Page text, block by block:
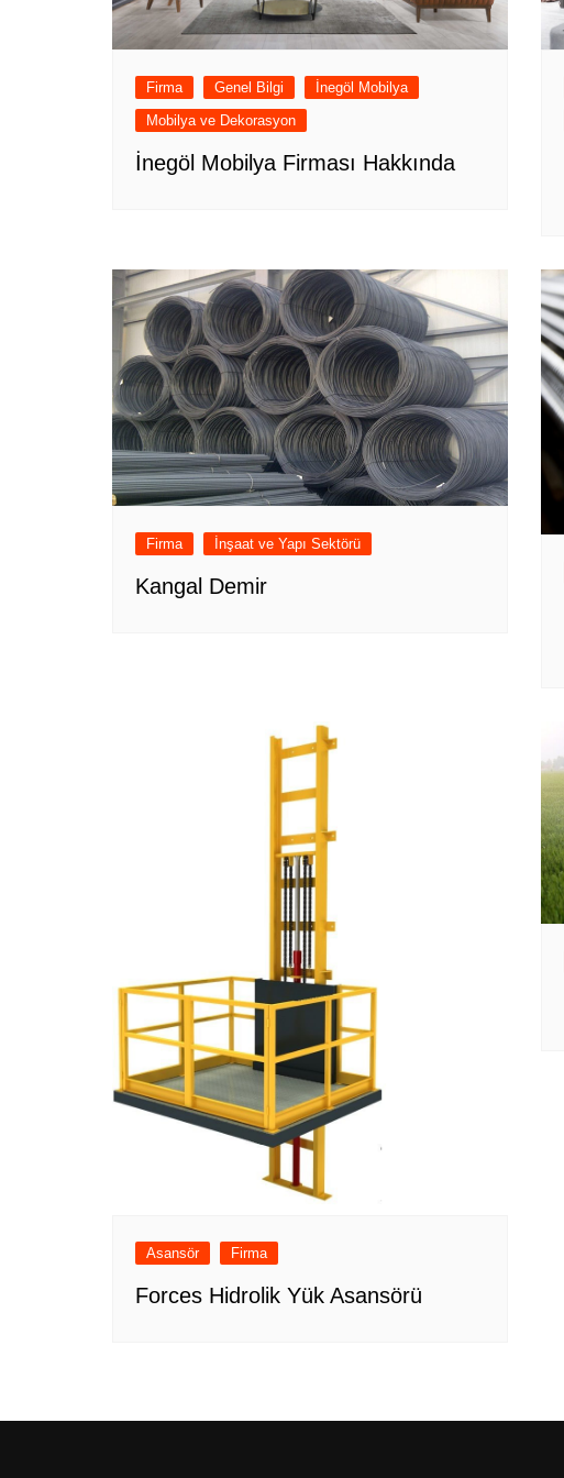
Firma Genel Bilgi
İnegöl Mobilya
Mobilya ve Dekorasyon
İnegöl Mobilya Firması Hakkında
Firma İnşaat ve Yapı Sektörü
Kangal Demir
Asansör Firma
Forces Hidrolik Yük Asansörü